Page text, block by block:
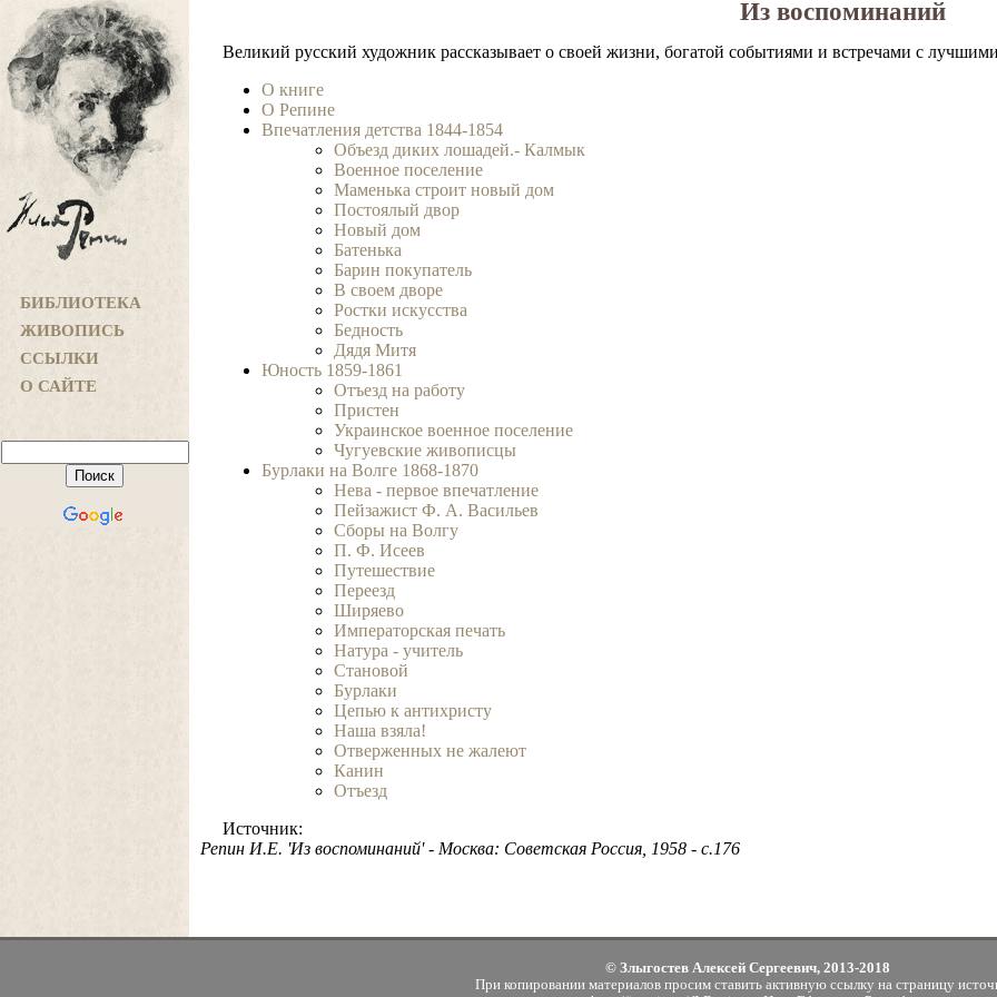
БИБЛИОТЕКА
ЖИВОПИСЬ
ССЫЛКИ
О САЙТЕ
Из воспоминаний
Великий русский художник рассказывает о своей жизни, богатой событиями и встречами с
О книге
О Репине
Впечатления детства 1844-1854
Объезд диких лошадей.- Калмык
Военное поселение
Маменька строит новый дом
Постоялый двор
Новый дом
Батенька
Барин покупатель
В своем дворе
Ростки искусства
Бедность
Дядя Митя
Юность 1859-1861
Отъезд на работу
Пристен
Украинское военное поселение
Чугуевские живописцы
Бурлаки на Волге 1868-1870
Нева - первое впечатление
Пейзажист Ф. А. Васильев
Сборы на Волгу
П. Ф. Исеев
Путешествие
Переезд
Ширяево
Императорская печать
Натура - учитель
Становой
Бурлаки
Цепью к антихристу
Наша взяла!
Отверженных не жалеют
Канин
Отъезд
Источник:
Репин И.Е. 'Из воспоминаний' - Москва: Советская Россия, 1958 - с.176
© Злыгостев Алексей Сергеевич, 2013-2018
При копировании материалов просим ставить активную ссылку на страницу